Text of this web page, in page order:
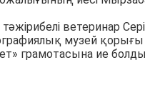
ветеринар
музей
грамотасына ие